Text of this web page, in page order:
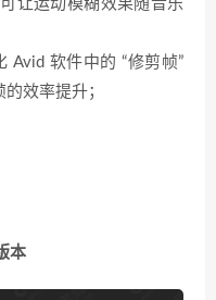
让运动模糊效果随音乐
Avid 软件中的 “修剪帧”
效率提升；
本